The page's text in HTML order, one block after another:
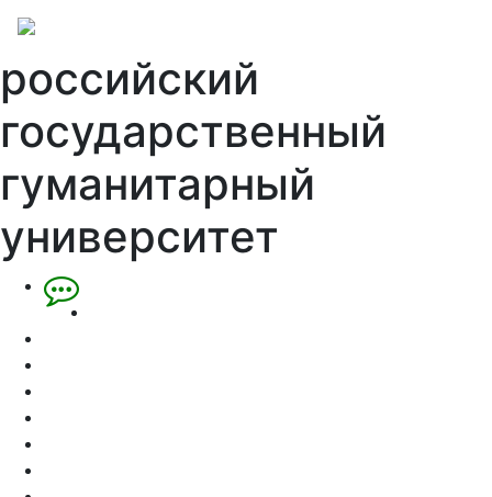
российский
государственный
гуманитарный
университет